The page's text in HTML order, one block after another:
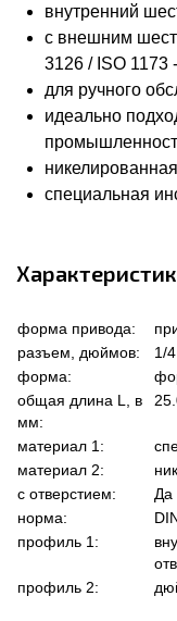
внутренний
с внешним
3126 / ISO 1173
для ручного
идеально
специальная
форма привода:
разъем, дюймов:
1/4
форма:
общая длина L, в
мм:
материал 1:
материал 2:
с отверстием:
Да
норма:
профиль 1:
профиль 2: